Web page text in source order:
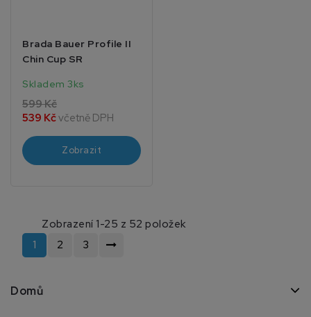
Brada Bauer Profile II
Chin Cup SR
Skladem 3ks
599 Kč
539 Kčvčetně DPH
Zobrazit
Zobrazení 1-25 z 52 položek
1
2 3
Domů